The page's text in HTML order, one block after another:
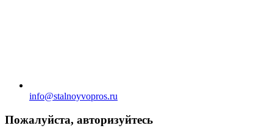
info@stalnoyvopros.ru
Пожалуйста, авторизуйтесь